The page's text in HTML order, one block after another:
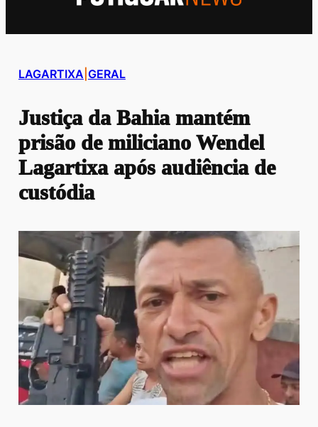
LAGARTIXA GERAL
Justiça da Bahia mantém
prisão de miliciano Wendel
Lagartixa após audiência de
custódia